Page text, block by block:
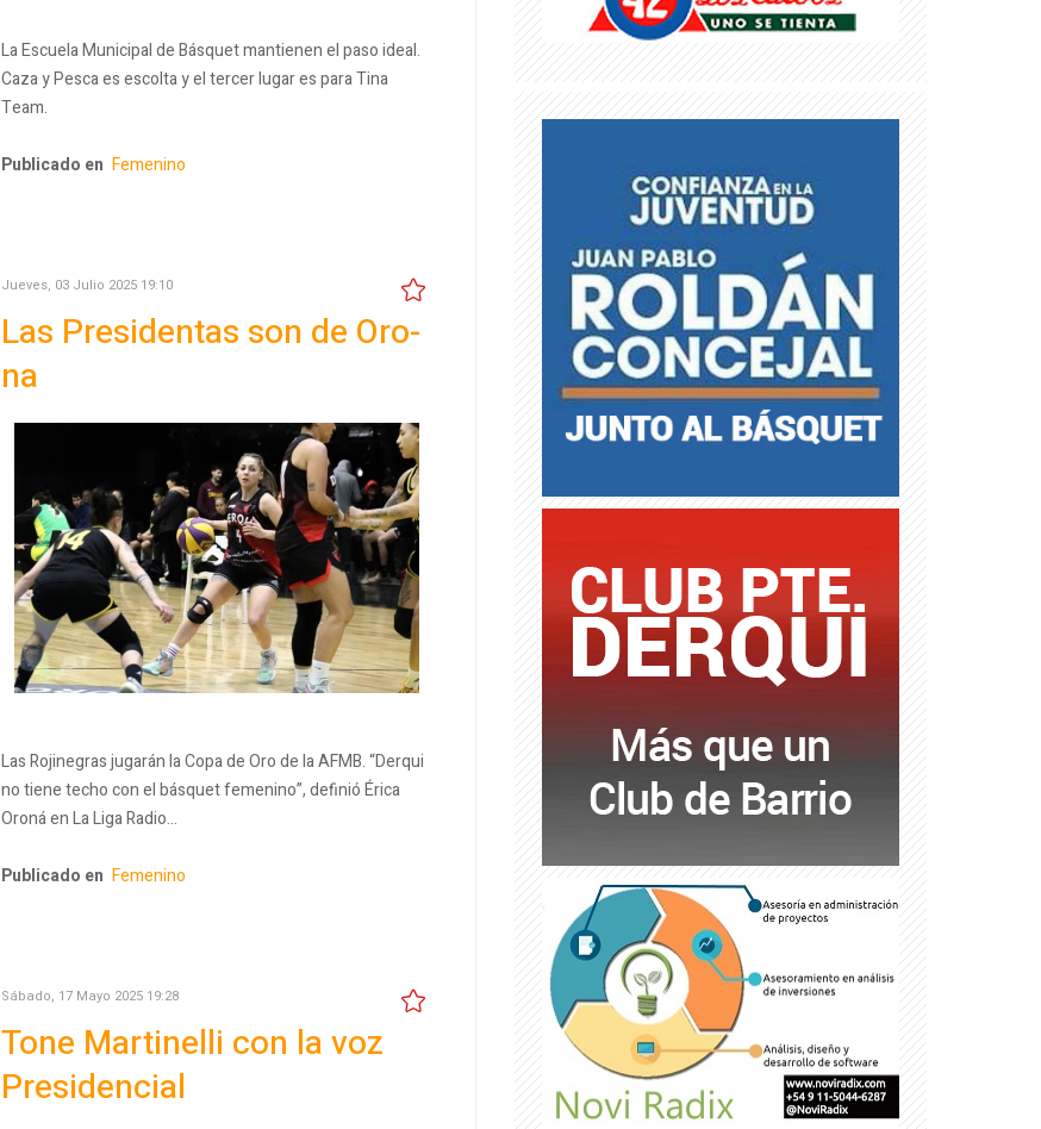
La Escuela Municipal de Básquet mantienen el paso ideal.
Caza y Pesca es escolta y el tercer lugar es para Tina
Team.
Publicado en Femenino
Jueves, 03 Julio 2025 19:10
Las Presidentas son de Oro-
na
Las Rojinegras jugarán la Copa de Oro de la AFMB. “Derqui
no tiene techo con el básquet femenino”, definió Érica
Oroná en La Liga Radio…
Publicado en Femenino
Sábado, 17 Mayo 2025 19:28
Tone Martinelli con la voz
Presidencial